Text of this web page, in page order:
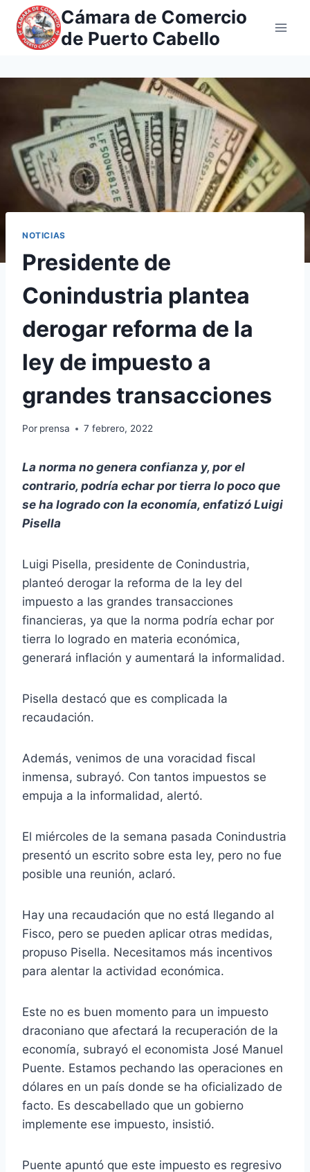
Saltar
contenido
Cámara de Comercio
de Puerto Cabello
NOTICIAS
Presidente de
Conindustria plantea
derogar reforma de la
ley de impuesto a
grandes transacciones
Por prensa 7 febrero, 2022
La norma no genera confianza y, por el
contrario, podría echar por tierra lo poco que
se ha logrado con la economía, enfatizó Luigi
Pisella
Luigi Pisella, presidente de Conindustria,
planteó derogar la reforma de la ley del
impuesto a las grandes transacciones
financieras, ya que la norma podría echar por
tierra lo logrado en materia económica,
generará inflación y aumentará la informalidad.
Pisella destacó que es complicada la
recaudación.
Además, venimos de una voracidad fiscal
inmensa, subrayó. Con tantos impuestos se
empuja a la informalidad, alertó.
El miércoles de la semana pasada Conindustria
presentó un escrito sobre esta ley, pero no fue
posible una reunión, aclaró.
Hay una recaudación que no está llegando al
Fisco, pero se pueden aplicar otras medidas,
propuso Pisella. Necesitamos más incentivos
para alentar la actividad económica.
Este no es buen momento para un impuesto
draconiano que afectará la recuperación de la
economía, subrayó el economista José Manuel
Puente. Estamos pechando las operaciones en
dólares en un país donde se ha oficializado de
facto. Es descabellado que un gobierno
implemente ese impuesto, insistió.
Puente apuntó que este impuesto es regresivo